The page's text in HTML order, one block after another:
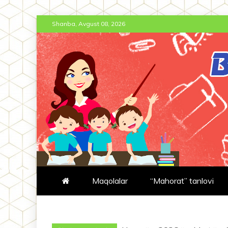
Skip
to
content
Shanba, Avgust 08, 2026
BT-
BOSHLANG'ICH TA'LIM
Maqolalar “Mahorat” tanlovi